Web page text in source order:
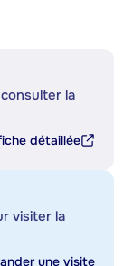
la
détaillée
visiter la
une visite